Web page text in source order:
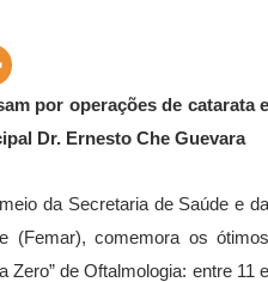
por operações de catarata e
Dr. Ernesto Che Guevara
da Secretaria de Saúde e da
(Femar), comemora os ótimos
Zero” de Oftalmologia: entre 11 e